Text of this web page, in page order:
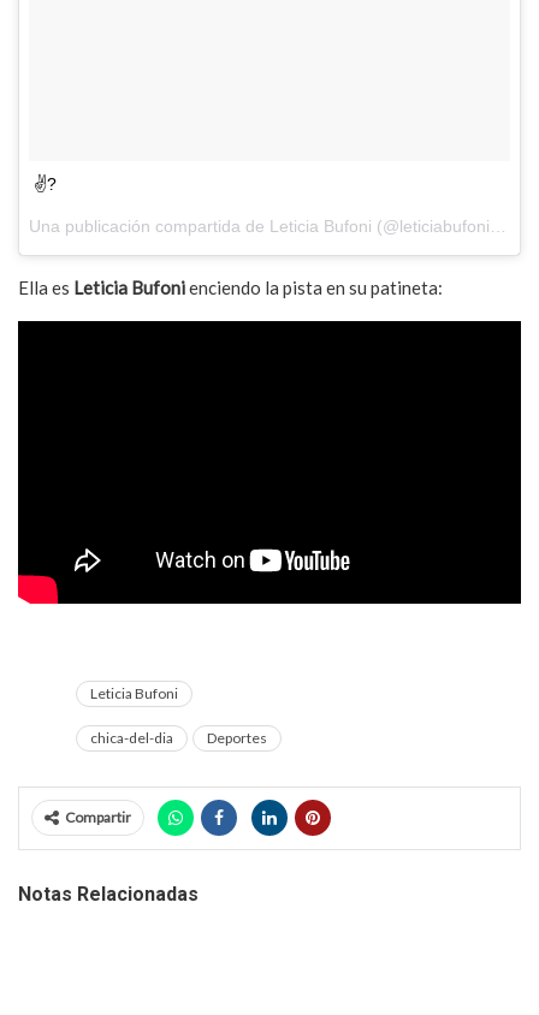
✌?
Ella es Leticia Bufonienciendo la pista en su patineta:
Leticia Bufoni
chica-del-dia Deportes
Compartir
Notas Relacionadas